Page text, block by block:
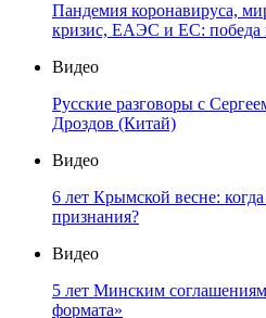
Пандемия коронавируса,
кризис, ЕАЭС и ЕС: победа
Видео
Русские разговоры с
Дроздов (Китай)
Видео
6 лет Крымской весне:
признания?
Видео
5 лет Минским
формата»